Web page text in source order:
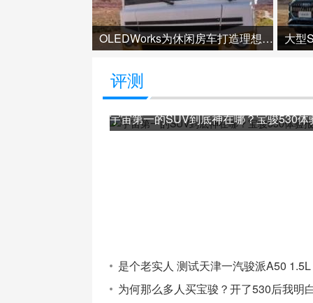
OLEDWorks为休闲房车打造理想光源 大型
评测
是个老实人 测试天津一汽骏派A50 1.5L
为何那么多人买宝骏？开了530后我明